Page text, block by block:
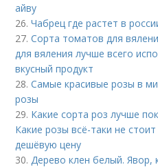
айву
26.Чабрец где растет в
27.Сорта томатов для
для вяления лучше всего
вкусный продукт
28.Самые красивые розы в
розы
29. Какие сорта роз лучше
Какие розы всё-таки не
дешёвую цену
30.Дерево клен белый. Явор,